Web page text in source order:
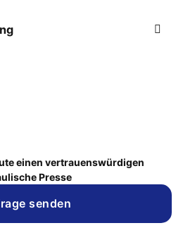
einen vertrauenswürdigen
Presse
senden